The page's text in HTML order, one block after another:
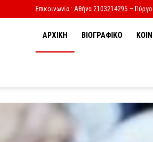
Επικοινωνία : Αθήνα 2103214295 –
ΑΡΧΙΚΗ ΒΙΟΓΡΑΦΙΚΟ